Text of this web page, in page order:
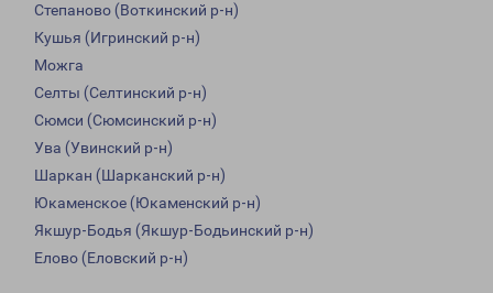
Степаново (Воткинский р-н)
Кушья (Игринский р-н)
Можга
Селты (Селтинский р-н)
Сюмси (Сюмсинский р-н)
Ува (Увинский р-н)
Шаркан (Шарканский р-н)
Юкаменское (Юкаменский р-н)
Якшур-Бодья (Якшур-Бодьинский р-н)
Елово (Еловский р-н)